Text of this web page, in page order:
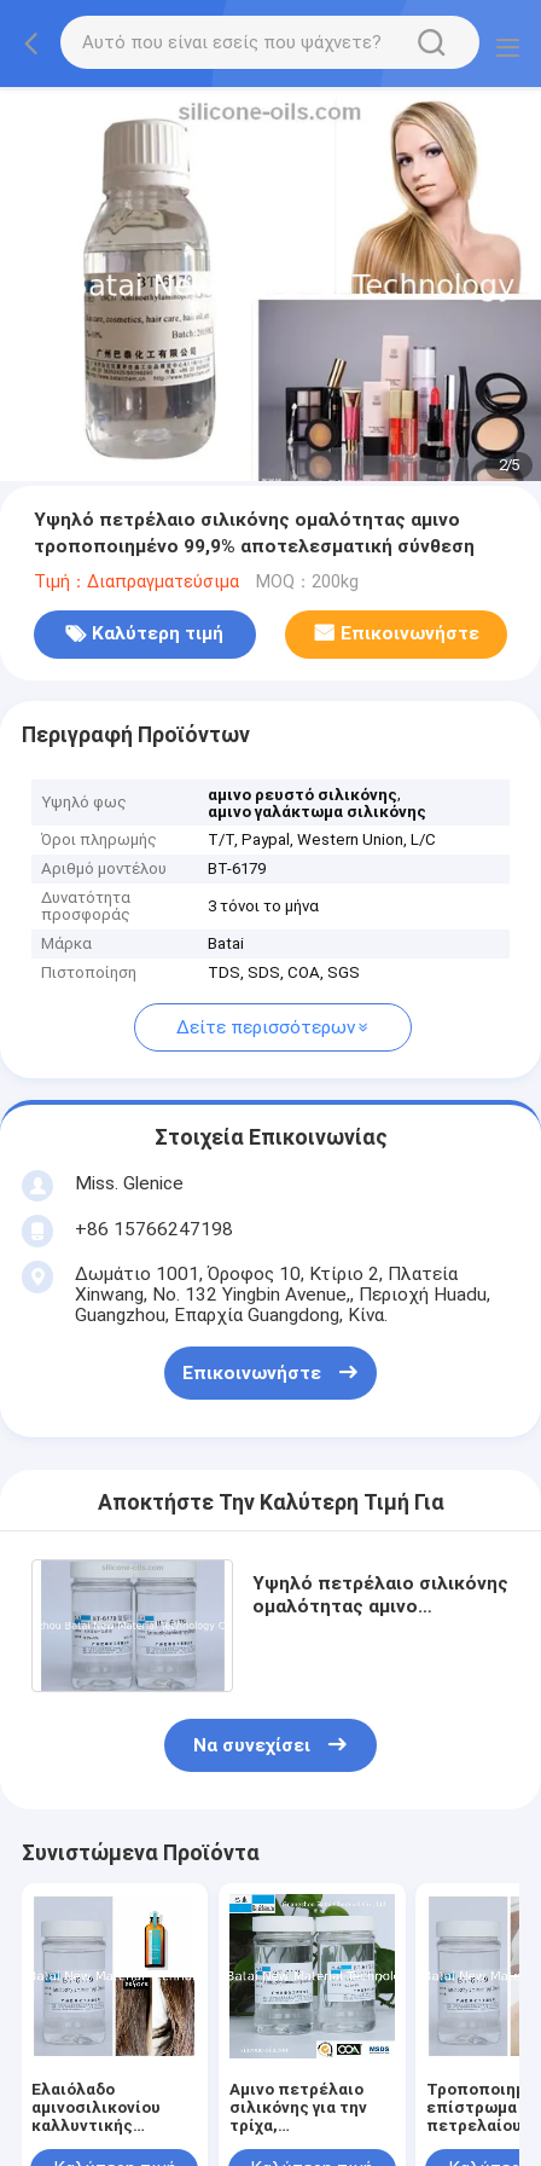
2/5
Υψηλό πετρέλαιο σιλικόνης ομαλότητας αμινο
τροποποιημένο 99,9% αποτελεσματική σύνθεση
Τιμή：Διαπραγματεύσιμα MOQ：200kg
Καλύτερη τιμή Επικοινωνήστε
Περιγραφή Προϊόντων
Υψηλό φως αμινο ρευστό σιλικόνης,
αμινο γαλάκτωμα σιλικόνης
Όροι πληρωμής
T/T, Paypal, Western Union, L/C
Αριθμό μοντέλου
BT-6179
Δυνατότητα
προσφοράς
3 τόνοι το μήνα
Μάρκα
Batai
Πιστοποίηση
TDS, SDS, COA, SGS
Δείτε περισσότερων
Στοιχεία Επικοινωνίας
Miss. Glenice
+86 15766247198
Δωμάτιο 1001, Όροφος 10, Κτίριο 2, Πλατεία
Xinwang, No. 132 Yingbin Avenue,, Περιοχή Huadu,
Guangzhou, Επαρχία Guangdong, Κίνα.
Επικοινωνήστε
Αποκτήστε Την Καλύτερη Τιμή Για
Υψηλό πετρέλαιο σιλικόνης
ομαλότητας αμινο
Να συνεχίσει
Συνιστώμενα Προϊόντα
Ελαιόλαδο
αμινοσιλικονίου
καλλυντικής
Αμινο πετρέλαιο
σιλικόνης για την
τρίχα,
έτη ζωής του
επίστρωμα
πετρελαίου